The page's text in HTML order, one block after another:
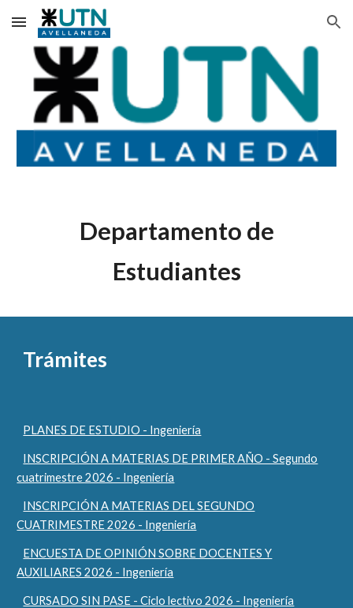
Skip to main content Skip to navigation
Departamento de
Estudiantes
Trámites
PLANES DE ESTUDIO - Ingeniería
INSCRIPCIÓN A MATERIAS DE PRIMER AÑO - Segundo
cuatrimestre 2026 - Ingeniería
INSCRIPCIÓN A MATERIAS DEL SEGUNDO
CUATRIMESTRE 2026 - Ingeniería
ENCUESTA DE OPINIÓN SOBRE DOCENTES Y
AUXILIARES 2026 - Ingeniería
CURSADO SIN PASE - Ciclo lectivo 2026 - Ingeniería